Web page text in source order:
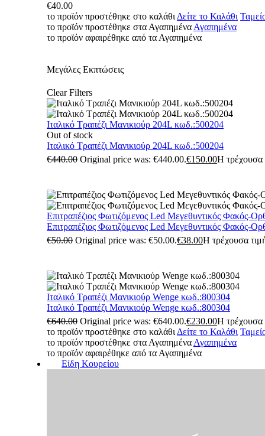
€40.00
το προϊόν προστέθηκε στο καλάθι Δείτε το Καλάθι
το προϊόν προστέθηκε στα Αγαπημένα Αγαπημένα
το προϊόν αφαιρέθηκε από τα Αγαπημένα
Μεγάλες Εκπτώσεις
Clear Filters
Ιταλικό Τραπέζι Μανικιούρ 204L κωδ.:500204
Out of stock
Ιταλικό Τραπέζι Μανικιούρ 204L κωδ.:500204
€440.00 Original price was: €440.00.€150.00Η τρέχουσα
Επιτραπέζιος Φωτιζόμενος Led Μεγεθυντικός Φακός-
Επιτραπέζιος Φωτιζόμενος Led Μεγεθυντικός Φακός-
€50.00 Original price was: €50.00.€38.00Η τρέχουσα
Ιταλικό Τραπέζι Μανικιούρ Wenge κωδ.:800304
Ιταλικό Τραπέζι Μανικιούρ Wenge κωδ.:800304
€640.00 Original price was: €640.00.€230.00Η τρέχουσα
το προϊόν προστέθηκε στο καλάθι Δείτε το Καλάθι
το προϊόν προστέθηκε στα Αγαπημένα Αγαπημένα
το προϊόν αφαιρέθηκε από τα Αγαπημένα
Είδη Κουρείου